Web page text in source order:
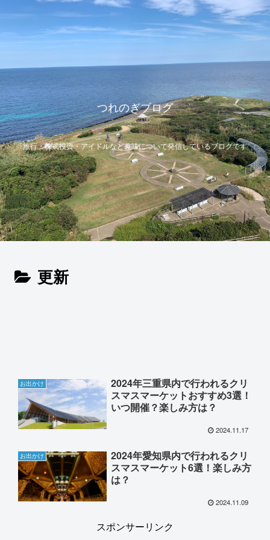
つれのぎブログ
旅行・株式投資・アイドルなど趣味について発信しているブログです
更新
お出かけ
2024年三重県内で行われるクリ
スマスマーケットおすすめ3選！
いつ開催？楽しみ方は？
2024.11.17
お出かけ
2024年愛知県内で行われるクリ
スマスマーケット6選！楽しみ方
は？
2024.11.09
スポンサーリンク